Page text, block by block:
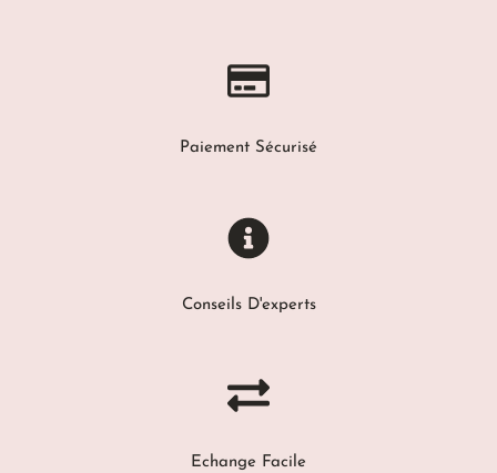
Paiement Sécurisé
Conseils D'experts
Echange Facile